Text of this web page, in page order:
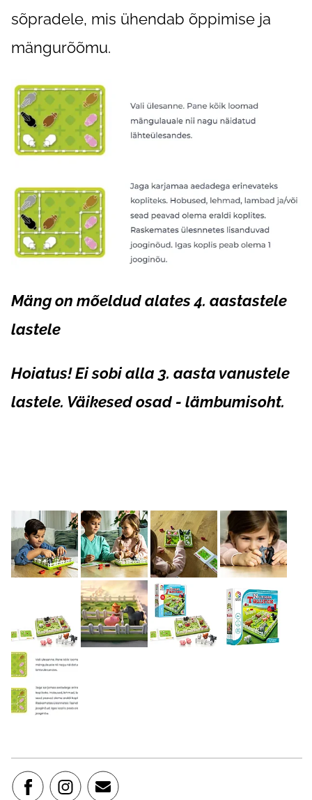
sõpradele, mis ühendab õppimise ja
mängurõõmu.
Mäng on mõeldud alates 4. aastastele
lastele
Hoiatus! Ei sobi alla 3. aasta vanustele
lastele. Väikesed osad - lämbumisoht.